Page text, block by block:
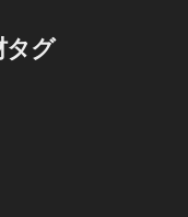
は本フォームをご利用頂
タグ